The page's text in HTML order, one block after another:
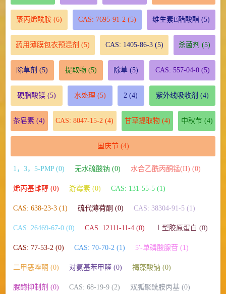
聚丙烯酰胺(6) CAS: 7695-91-2 (5) 维生素E醋酸酯 (5)
药用薄膜包衣预混剂 (5) CAS: 1405-86-3(5) 杀菌剂 (5)
除草剂 (5) 提取物(5) 除草 (5) CAS: 557-04-0(5)
硬脂酸镁(5) 水处理 (5) 2 (4) 紫外线吸收剂 (4)
茶皂素 (4) CAS: 8047-15-2 (4) 甘草提取物(4) 中秋节(4)
国庆节(4)
1，3，5-PMP (0) 无水硫酸钠 (0) 水合乙酰丙酮锰(II) (0)
烯丙基雌醇 (0) 游霉素 (0) CAS: 131-55-5 (1)
CAS: 638-23-3 (1) 硫代薄荷酮 (0) CAS: 38304-91-5 (1)
CAS: 26469-67-0 (0) CAS: 12111-11-4 (0) Ⅰ型胶原蛋白 (0)
CAS: 77-53-2 (0) CAS: 70-70-2 (1) 5′-单磷酸腺苷 (1)
二甲恶唑酮 (0) 对氨基苯甲醛 (0) 褐藻酸钠 (0)
脲酶抑制剂 (0) CAS: 68-19-9 (2) 双胍聚酰胺丙基 (0)